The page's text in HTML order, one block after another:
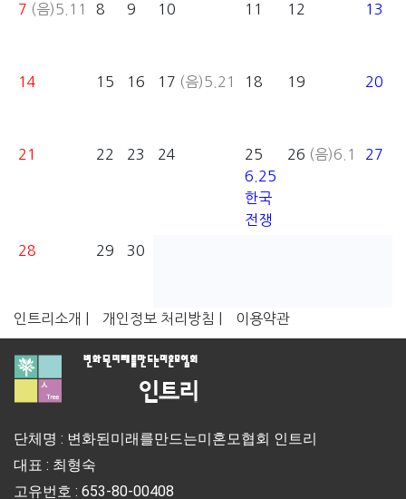
7 (음)5.11 8 9 10 11 12 13
14 15 16 17 (음)5.21 18 19 20
21 22 23 24
25
6.25
한국
전쟁
26 (음)6.1 27
28 29 30
인트리소개 | 개인정보 처리방침 | 이용약관
단체명 : 변화된미래를만드는미혼모협회 인트리
대표 : 최형숙
고유번호 : 653-80-00408